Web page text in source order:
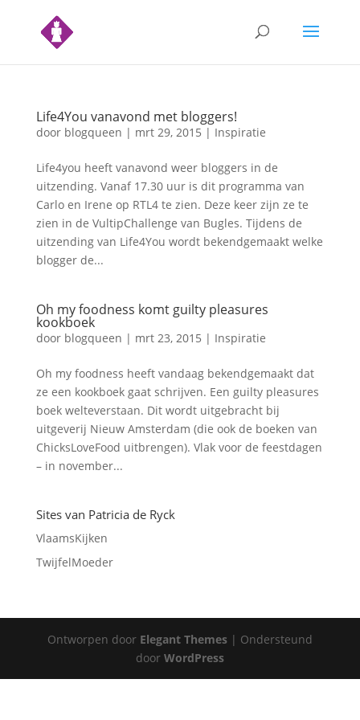
Life4You vanavond met bloggers!
door blogqueen | mrt 29, 2015 | Inspiratie
Life4you heeft vanavond weer bloggers in de
uitzending. Vanaf 17.30 uur is dit programma van
Carlo en Irene op RTL4 te zien. Deze keer zijn ze te
zien in de VultipChallenge van Bugles. Tijdens de
uitzending van Life4You wordt bekendgemaakt welke
blogger de...
Oh my foodness komt guilty pleasures
kookboek
door blogqueen | mrt 23, 2015 | Inspiratie
Oh my foodness heeft vandaag bekendgemaakt dat
ze een kookboek gaat schrijven. Een guilty pleasures
boek welteverstaan. Dit wordt uitgebracht bij
uitgeverij Nieuw Amsterdam (die ook de boeken van
ChicksLoveFood uitbrengen). Vlak voor de feestdagen
– in november...
Sites van Patricia de Ryck
VlaamsKijken
TwijfelMoeder
Ontworpen door Elegant Themes| Ondersteund
door WordPress